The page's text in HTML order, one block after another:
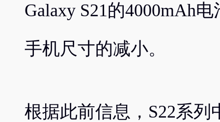
Galaxy S21的4000mAh
手机尺寸的减小。
根据此前信息，S22系列